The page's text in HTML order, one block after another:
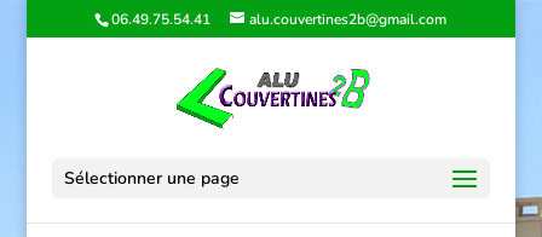
06.49.75.54.41 alu.couvertines2b@gmail.com
Sélectionner une page